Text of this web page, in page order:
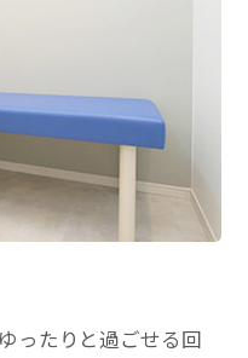
ったりと過ごせる回